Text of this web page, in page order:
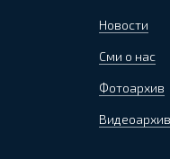
Новости
Сми о нас
Фотоархив
Видеоархив